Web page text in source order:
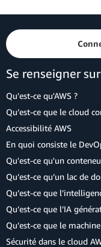
Se renseigner
Qu'est-ce qu'AWS ?
Qu’est-ce que le cloud
Accessibilité AWS
En quoi consiste le
Qu'est-ce qu'un
Qu’est-ce qu’un lac de
Qu’est-ce que
Qu’est-ce que l’IA
Qu’est-ce que le
Sécurité dans le cloud